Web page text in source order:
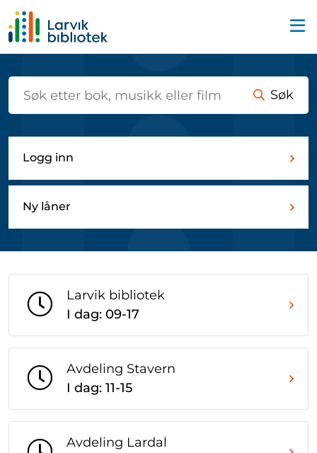
Søk
Logg inn
Ny låner
Larvik bibliotek
I dag: 09-17
Avdeling Stavern
I dag: 11-15
Avdeling Lardal